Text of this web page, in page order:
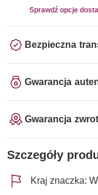
Sprawdź opcje
Bezpieczna
Gwarancja
Gwarancja
Szczegóły
Kraj znaczka: